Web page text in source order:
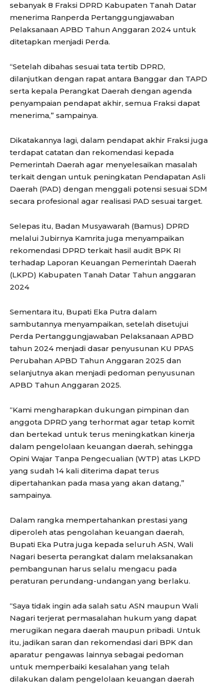
sebanyak 8 Fraksi DPRD Kabupaten Tanah Datar
menerima Ranperda Pertanggungjawaban
Pelaksanaan APBD Tahun Anggaran 2024 untuk
ditetapkan menjadi Perda.
“Setelah dibahas sesuai tata tertib DPRD,
dilanjutkan dengan rapat antara Banggar dan TAPD
serta kepala Perangkat Daerah dengan agenda
penyampaian pendapat akhir, semua Fraksi dapat
menerima,” sampainya.
Dikatakannya lagi, dalam pendapat akhir Fraksi juga
terdapat catatan dan rekomendasi kepada
Pemerintah Daerah agar menyelesaikan masalah
terkait dengan untuk peningkatan Pendapatan Asli
Daerah (PAD) dengan menggali potensi sesuai SDM
secara profesional agar realisasi PAD sesuai target.
Selepas itu, Badan Musyawarah (Bamus) DPRD
melalui Jubirnya Kamrita juga menyampaikan
rekomendasi DPRD terkait hasil audit BPK RI
terhadap Laporan Keuangan Pemerintah Daerah
(LKPD) Kabupaten Tanah Datar Tahun anggaran
2024
Sementara itu, Bupati Eka Putra dalam
sambutannya menyampaikan, setelah disetujui
Perda Pertanggungjawaban Pelaksanaan APBD
tahun 2024 menjadi dasar penyusunan KU PPAS
Perubahan APBD Tahun Anggaran 2025 dan
selanjutnya akan menjadi pedoman penyusunan
APBD Tahun Anggaran 2025.
“Kami mengharapkan dukungan pimpinan dan
anggota DPRD yang terhormat agar tetap komit
dan bertekad untuk terus meningkatkan kinerja
dalam pengelolaan keuangan daerah, sehingga
Opini Wajar Tanpa Pengecualian (WTP) atas LKPD
yang sudah 14 kali diterima dapat terus
dipertahankan pada masa yang akan datang,”
sampainya.
Dalam rangka mempertahankan prestasi yang
diperoleh atas pengolahan keuangan daerah,
Bupati Eka Putra juga kepada seluruh ASN, Wali
Nagari beserta perangkat dalam melaksanakan
pembangunan harus selalu mengacu pada
peraturan perundang-undangan yang berlaku.
“Saya tidak ingin ada salah satu ASN maupun Wali
Nagari terjerat permasalahan hukum yang dapat
merugikan negara daerah maupun pribadi. Untuk
itu, jadikan saran dan rekomendasi dari BPK dan
aparatur pengawas lainnya sebagai pedoman
untuk memperbaiki kesalahan yang telah
dilakukan dalam pengelolaan keuangan daerah